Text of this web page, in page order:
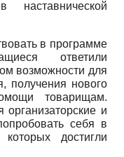
в программе
ответили
возможности для
получения нового
товарищам.
и
себя в
достигли